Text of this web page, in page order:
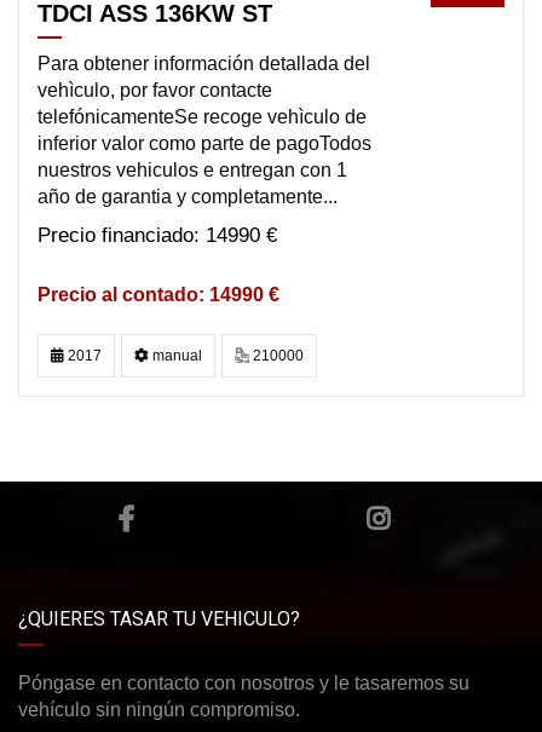
TDCI ASS 136KW ST
Para obtener información detallada del
vehìculo, por favor contacte
telefónicamenteSe recoge vehìculo de
inferior valor como parte de pagoTodos
nuestros vehiculos e entregan con 1
año de garantia y completamente...
14990 €
14990 €
2017 manual 210000
¿QUIERES TASAR TU VEHICULO?
Póngase en contacto con nosotros y le tasaremos su
vehículo sin ningún compromiso.